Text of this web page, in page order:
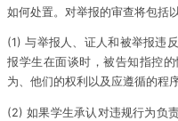
如何处置。对举报的审查将包括
(1) 与举报人、证人和被举报违
报学生在面谈时，被告知指控
为、他们的权利以及应遵循的程
(2) 如果学生承认对违规行为负